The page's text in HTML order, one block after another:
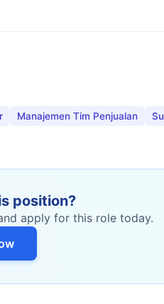
Manajemen Tim Penjualan
position?
apply for this role today.